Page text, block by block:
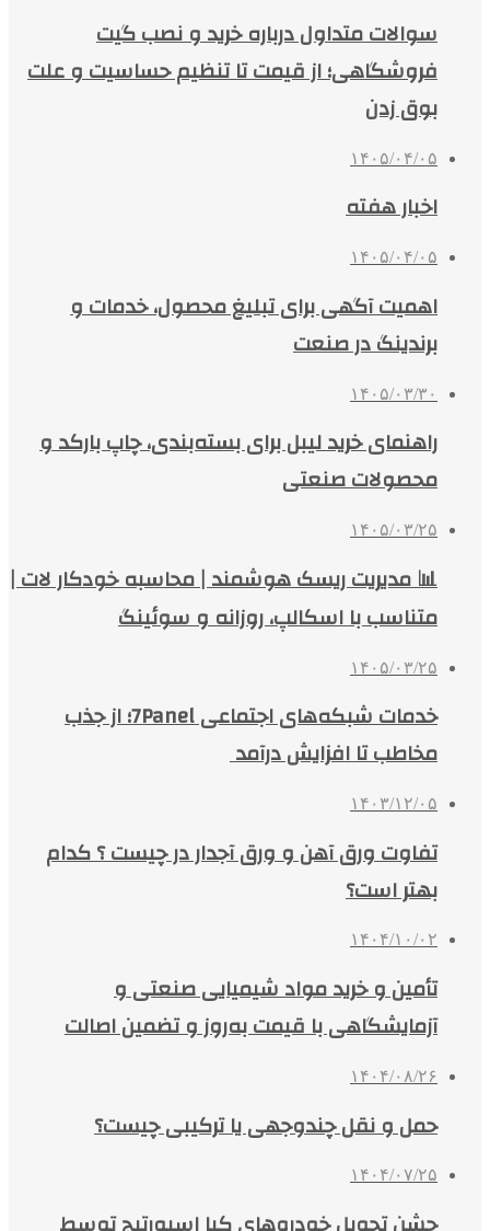
سوالات متداول درباره خرید و نصب گیت
فروشگاهی؛ از قیمت تا تنظیم حساسیت و علت
بوق زدن
۱۴۰۵/۰۴/۰۵
اخبار هفته
۱۴۰۵/۰۴/۰۵
اهمیت آگهی برای تبلیغ محصول، خدمات و
برندینگ در صنعت
۱۴۰۵/۰۳/۳۰
راهنمای خرید لیبل برای بسته‌بندی، چاپ بارکد و
محصولات صنعتی
۱۴۰۵/۰۳/۲۵
📊 مدیریت ریسک هوشمند | محاسبه خودکار لات |
متناسب با اسکالپ، روزانه و سوئینگ
۱۴۰۵/۰۳/۲۵
خدمات شبکه‌های اجتماعی 7Panel؛ از جذب
مخاطب تا افزایش درآمد
۱۴۰۳/۱۲/۰۵
تفاوت ورق آهن و ورق آجدار در چیست ؟ کدام
بهتر است؟
۱۴۰۴/۱۰/۰۲
تأمین و خرید مواد شیمیایی صنعتی و
آزمایشگاهی با قیمت به‌روز و تضمین اصالت
۱۴۰۴/۰۸/۲۶
حمل و نقل چندوجهی یا ترکیبی چیست؟
۱۴۰۴/۰۷/۲۵